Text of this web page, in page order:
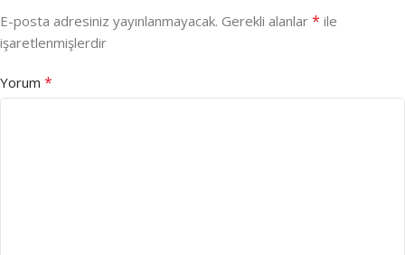
E-posta adresiniz yayınlanmayacak. Gerekli alanlar * ile
işaretlenmişlerdir
Yorum *